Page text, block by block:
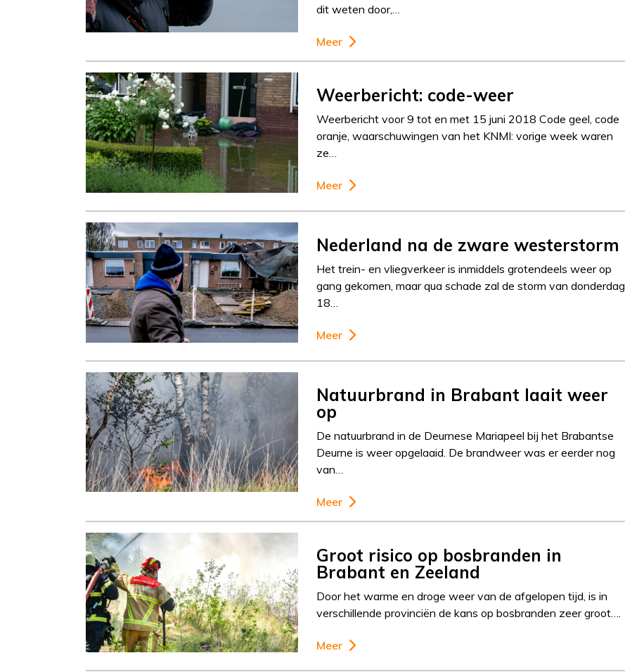
dit weten door,…
Meer
Weerbericht: code-weer
Weerbericht voor 9 tot en met 15 juni 2018 Code geel, code
oranje, waarschuwingen van het KNMI: vorige week waren
ze…
Meer
Nederland na de zware westerstorm
Het trein- en vliegverkeer is inmiddels grotendeels weer op
gang gekomen, maar qua schade zal de storm van donderdag
18…
Meer
Natuurbrand in Brabant laait weer
op
De natuurbrand in de Deurnese Mariapeel bij het Brabantse
Deurne is weer opgelaaid. De brandweer was er eerder nog
van…
Meer
Groot risico op bosbranden in
Brabant en Zeeland
Door het warme en droge weer van de afgelopen tijd, is in
verschillende provinciën de kans op bosbranden zeer groot….
Meer